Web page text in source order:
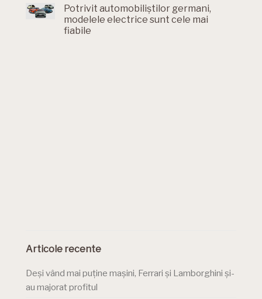
Potrivit automobiliștilor germani,
modelele electrice sunt cele mai
fiabile
Articole recente
Deși vând mai puține mașini, Ferrari și Lamborghini și-
au majorat profitul